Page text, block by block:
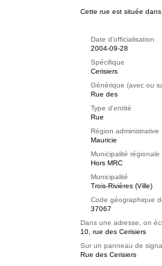
Cette rue est située
Date d'officialisation
2004-09-28
Spécifique
Cerisiers
Générique (avec ou
Rue des
Type d'entité
Rue
Région administrative
Mauricie
Municipalité régionale
Hors MRC
Municipalité
Trois-Rivières (Ville)
Code géographique
37067
Dans une adresse, on
10, rue des Cerisiers
Sur un panneau de
Rue des Cerisiers